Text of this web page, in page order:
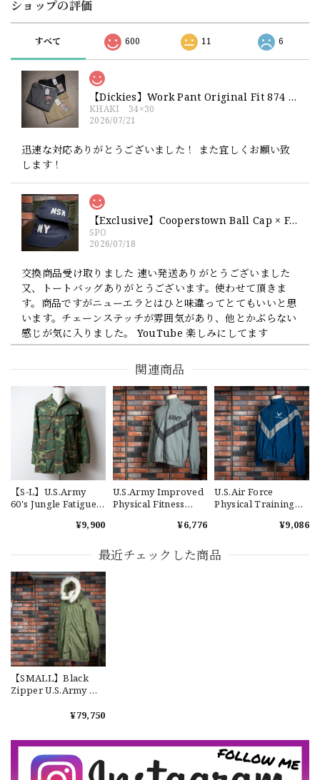
ショップの評価
すべて 600 11 6
【Dickies】Work Pant Original Fit 874 新品 ディッキーズ オリジナルフィット ワークパンツ
KHAKI 34×30
2026/07/21
迅速な対応ありがとうございました！ また宜しくお願い致
します！
【Exclusive】Cooperstown Ball Cap × FAR EAST SIGNAL "NSN / NY" NAVY×WHITE Made in USA 別注 新品 クーパーズタウンボールキャップ 6パネル 紺
SPO
2026/07/18
交換商品受け取りました 速い発送ありがとうございました
又、トートバッグありがとうございます。使わせて頂きま
す。商品ですがニューエラとはひと味違ってとてもいいと思
います。チェーンステッチが雰囲気があり、他とかぶらない
感じが気に入りました。 YouTube 楽しみにしてます
【Cooperstown Ball Cap】Made in USA Baseball Cap "1952 BIRMINGHAM BLACK BARONS" 新品 クーパーズタウンボールキャップ バーミングハムブラックバロンズ 6パネル
GREEN
2026/07/17
【W36】POLO by Ralph Lauren POLO CHINO ポロチノ ラルフローレン ユーズド ショーツ ショートパンツ No.30
2026/07/17
DSA
2026/07/16
なかなか見つからないこの色味が本当に好きです！ありがと
うございました！
【Cooperstown Ball Cap】Made in USA Baseball Cap "NY" STONE×GREEN 新品 クーパーズタウンボールキャップ 6パネル ２トーン 緑
３.1947 New York Cubans
2026/07/01
関連商品
【S-L】U.S.Army
60's Jungle Fatigue
実物 アメリカ軍 ジャ
ジャケット グリーン
No.634
¥9,900
U.S.Army Improved
Physical Fitness
"USED" 米軍 IPFU ト
ト
¥6,776
U.S.Air Force
Physical Training
"USED" アメリカ空軍
ングジャケット ユー
¥9,086
最近チェックした商品
【SMALL】Black
Zipper U.S.Army M-
ルパーカー フルセッ
ト ブラックジッパー
ユーズド S No.113
¥79,750